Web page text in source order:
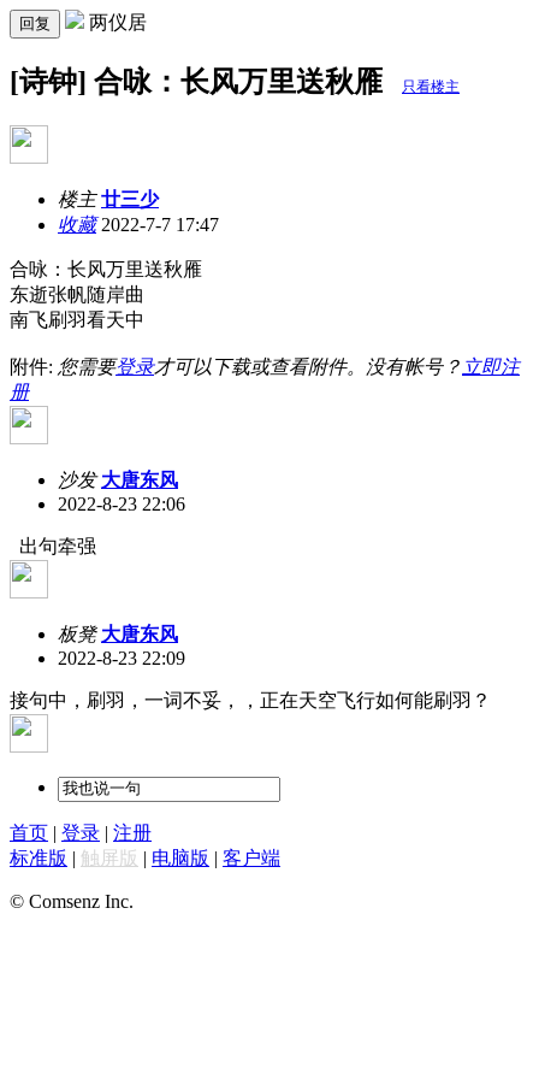
回复 两仪居
[诗钟] 合咏：长风万里送秋雁 只看楼主
楼主 廿三少
收藏2022-7-7 17:47
合咏：长风万里送秋雁
东逝张帆随岸曲
南飞刷羽看天中
附件: 您需要登录才可以下载或查看附件。没有帐号？ 立即注
册
沙发 大唐东风
2022-8-23 22:06
出句牵强
板凳 大唐东风
2022-8-23 22:09
接句中，刷羽，一词不妥，，正在天空飞行如何能刷羽？
首页 | 登录 | 注册
标准版 | 触屏版 | 电脑版 | 客户端
© Comsenz Inc.